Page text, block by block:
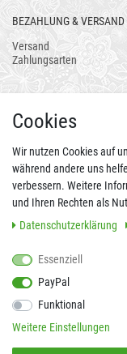
BEZAHLUNG & VERSAND
Versand
Zahlungsarten
FOLGEN SIE UNS AUCH
Cookies
Wir nutzen Cookies auf
während andere uns
verbessern. Weitere
und Ihren Rechten als
Daten­schutz­erklärung
Essenziell
PayPal
Funktional
Weitere Einstellungen